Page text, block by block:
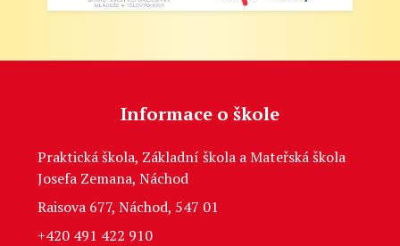
Informace o škole
Praktická škola, Základní škola a Mateřská škola
Josefa Zemana, Náchod
Raisova 677, Náchod, 547 01
+420 491 422 910